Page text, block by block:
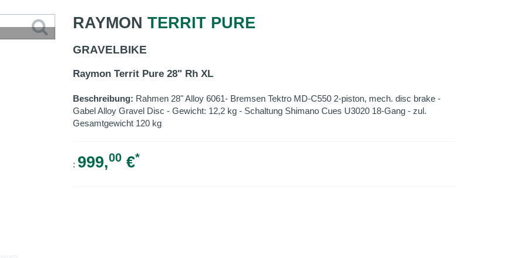
RAYMON TERRIT PURE
GRAVELBIKE
Raymon Territ Pure 28" Rh XL
Beschreibung: Rahmen 28" Alloy 6061- Bremsen Tektro MD-C550 2-piston, mech. disc brake -
Gabel Alloy Gravel Disc - Gewicht: 12,2 kg - Schaltung Shimano Cues U3020 18-Gang - zul.
Gesamtgewicht 120 kg
: 999,00€*